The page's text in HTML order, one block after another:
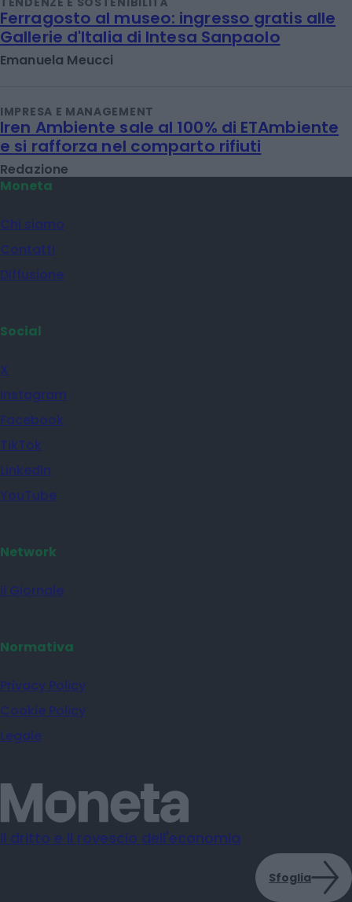
Ferragosto al museo: ingresso gratis alle
Gallerie d'Italia di Intesa Sanpaolo
Emanuela Meucci
IMPRESA E MANAGEMENT
Iren Ambiente sale al 100% di ETAmbiente
e si rafforza nel comparto rifiuti
Redazione
Moneta
Chi siamo
Contatti
Diffusione
Social
X
Instagram
Facebook
TikTok
Linkedin
YouTube
Network
il Giornale
Normativa
Privacy Policy
Cookie Policy
Legale
Il dritto e il rovescio dell'economia
Sfoglia